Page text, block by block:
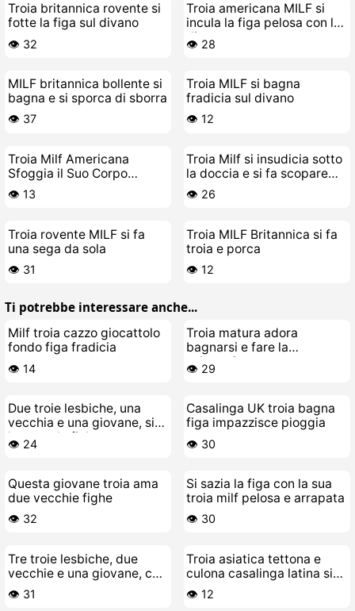
Troia britannica rovente si
fotte la figa sul divano
👁️ 32
Troia americana MILF si
incula la figa pelosa con le
dita
👁️ 28
MILF britannica bollente si
bagna e si sporca di sborra
👁️ 37
Troia MILF si bagna
fradicia sul divano
👁️ 12
Troia Milf Americana
Sfoggia il Suo Corpo
Durissimo e Si Scopa la
Figa Bagnata
👁️ 13
Troia Milf si insudicia sotto
la doccia e si fa scopare
dal suo cazzo gigante
👁️ 26
Troia rovente MILF si fa
una sega da sola
👁️ 31
Troia MILF Britannica si fa
troia e porca
👁️ 12
Ti potrebbe interessare anche...
Milf troia cazzo giocattolo
fondo figa fradicia
👁️ 14
Troia matura adora
bagnarsi e fare la
selvaggia
👁️ 29
Due troie lesbiche, una
vecchia e una giovane, si
leccano le fiche a cazzo
duro
👁️ 24
Casalinga UK troia bagna
figa impazzisce pioggia
👁️ 30
Questa giovane troia ama
due vecchie fighe
👁️ 32
Si sazia la figa con la sua
troia milf pelosa e arrapata
👁️ 30
Tre troie lesbiche, due
vecchie e una giovane, che
si leccano la figa sul letto
👁️ 31
Troia asiatica tettona e
culona casalinga latina si
fa scopare senza freni
👁️ 12